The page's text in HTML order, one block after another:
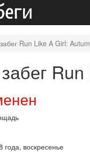
Run Like A Girl:
года, воскресенье